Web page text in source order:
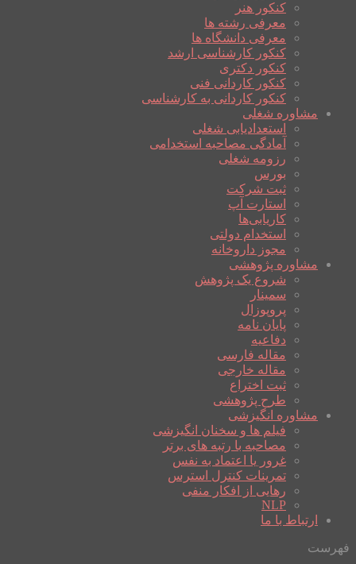
کنکور هنر
معرفی رشته ها
معرفی دانشگاه ها
کنکور کارشناسی ارشد
کنکور دکتری
کنکور کاردانی فنی
کنکور کاردانی به کارشناسی
مشاوره شغلی
استعدادیابی شغلی
آمادگی مصاحبه استخدامی
رزومه شغلی
بورس
ثبت شرکت
استارت آپ
کاریابی‌ها
استخدام دولتی
مجوز داروخانه
مشاوره پژوهشی
شروع یک پژوهش
سمینار
پروپوزال
پایان نامه
دفاعیه
مقاله فارسی
مقاله خارجی
ثبت اختراع
طرح پژوهشی
مشاوره انگیزشی
فیلم ها و سخنان انگیزشی
مصاحبه با رتبه های برتر
غرور یا اعتماد به نفس
تمرینات کنترل استرس
رهایی از افکار منفی
NLP
ارتباط با ما
فهرست